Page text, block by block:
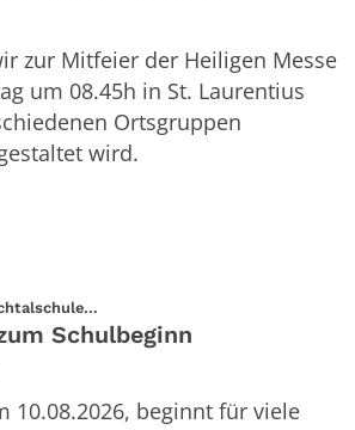
zur Mitfeier der Heiligen Messe
um 08.45h in St. Laurentius
Ortsgruppen
wird.
Schulbeginn
10.08.2026, beginnt für viele